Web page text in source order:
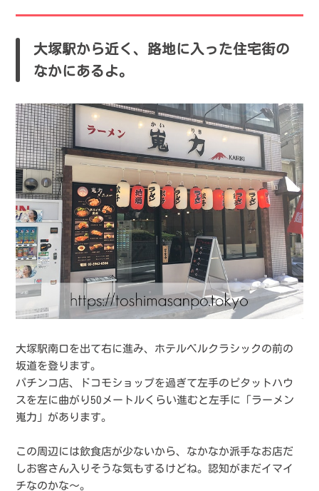
大塚駅から近く、路地に入った住宅街の
なかにあるよ。
大塚駅南口を出て右に進み、ホテルベルクラシックの前の
坂道を登ります。
パチンコ店、ドコモショップを過ぎて左手のピタットハウ
スを左に曲がり50メートルくらい進むと左手に「ラーメン
嵬力」があります。
この周辺には飲食店が少ないから、なかなか派手なお店だ
しお客さん入りそうな気もするけどね。認知がまだイマイ
チなのかな〜。